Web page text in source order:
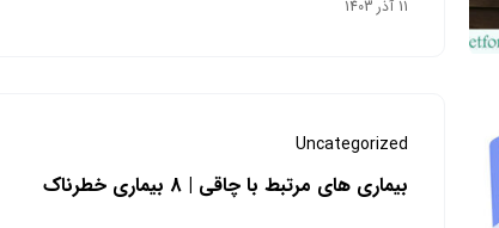
11 آذر 1403
Uncategorized
بیماری های مرتبط با چاقی | 8 بیماری خطرناک